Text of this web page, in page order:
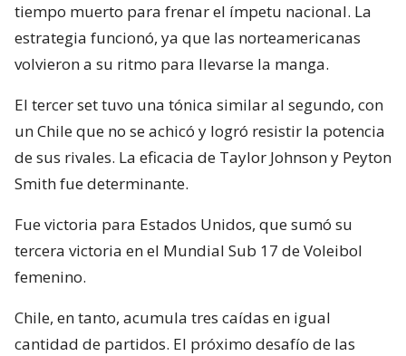
tiempo muerto para frenar el ímpetu nacional. La
estrategia funcionó, ya que las norteamericanas
volvieron a su ritmo para llevarse la manga.
El tercer set tuvo una tónica similar al segundo, con
un Chile que no se achicó y logró resistir la potencia
de sus rivales. La eficacia de Taylor Johnson y Peyton
Smith fue determinante.
Fue victoria para Estados Unidos, que sumó su
tercera victoria en el Mundial Sub 17 de Voleibol
femenino.
Chile, en tanto, acumula tres caídas en igual
cantidad de partidos. El próximo desafío de las